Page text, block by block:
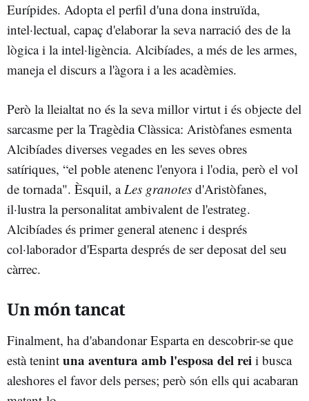
Eurípides. Adopta el perfil d'una dona instruïda,
intel·lectual, capaç d'elaborar la seva narració des de la
lògica i la intel·ligència. Alcibíades, a més de les armes,
maneja el discurs a l'àgora i a les acadèmies.
Però la lleialtat no és la seva millor virtut i és objecte del
sarcasme per la Tragèdia Clàssica: Aristòfanes esmenta
Alcibíades diverses vegades en les seves obres
satíriques, “el poble atenenc l'enyora i l'odia, però el vol
de tornada". Èsquil, a Les granotes d'Aristòfanes,
il·lustra la personalitat ambivalent de l'estrateg.
Alcibíades és primer general atenenc i després
col·laborador d'Esparta després de ser deposat del seu
càrrec.
Un món tancat
Finalment, ha d'abandonar Esparta en descobrir-se que
està tenint una aventura amb l'esposa del rei i busca
aleshores el favor dels perses; però són ells qui acabaran